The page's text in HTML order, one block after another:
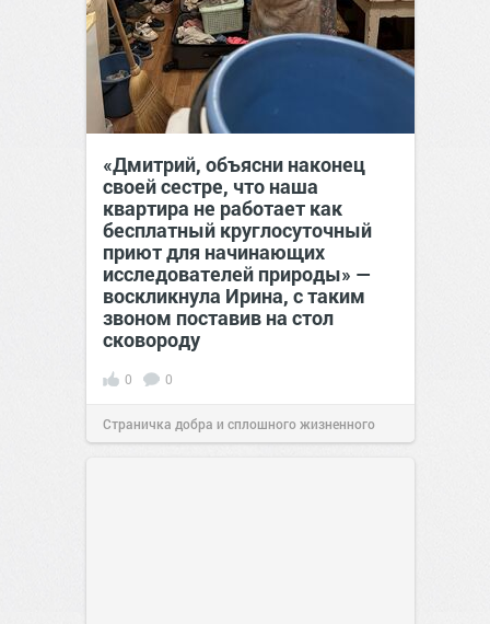
«Дмитрий, объясни наконец
своей сестре, что наша
квартира не работает как
бесплатный круглосуточный
приют для начинающих
исследователей природы» —
воскликнула Ирина, с таким
звоном поставив на стол
сковороду
0 0
Страничка добра и сплошного жизненного